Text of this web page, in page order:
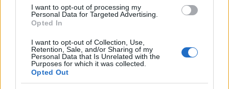
I want to opt-out of processing my
Personal Data for Targeted Advertising.
Opted In
I want to opt-out of Collection, Use,
Retention, Sale, and/or Sharing of my
Personal Data that Is Unrelated with the
Purposes for which it was collected.
Opted Out
Ένας άνδρας σώζει κατσίκες, στην περιοχή Βούντενη Αχαΐας -
Thanassis Stavrakis / ΑP